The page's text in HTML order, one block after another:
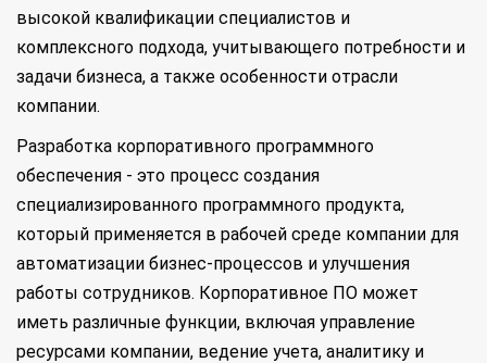
высокой квалификации специалистов и
комплексного подхода, учитывающего потребности и
задачи бизнеса, а также особенности отрасли
компании.
Разработка корпоративного программного
обеспечения - это процесс создания
специализированного программного продукта,
который применяется в рабочей среде компании для
автоматизации бизнес-процессов и улучшения
работы сотрудников. Корпоративное ПО может
иметь различные функции, включая управление
ресурсами компании, ведение учета, аналитику и